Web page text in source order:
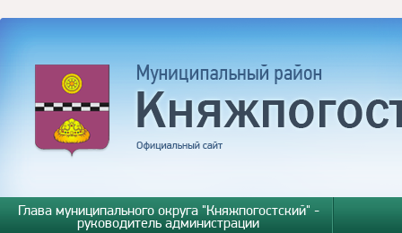
Глава муниципального округа "Княжпогостский" -
руководитель администрации